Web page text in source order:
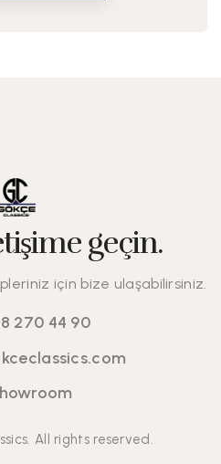
geçin.
için bize ulaşabilirsiniz.
270 44 90
All rights reserved.